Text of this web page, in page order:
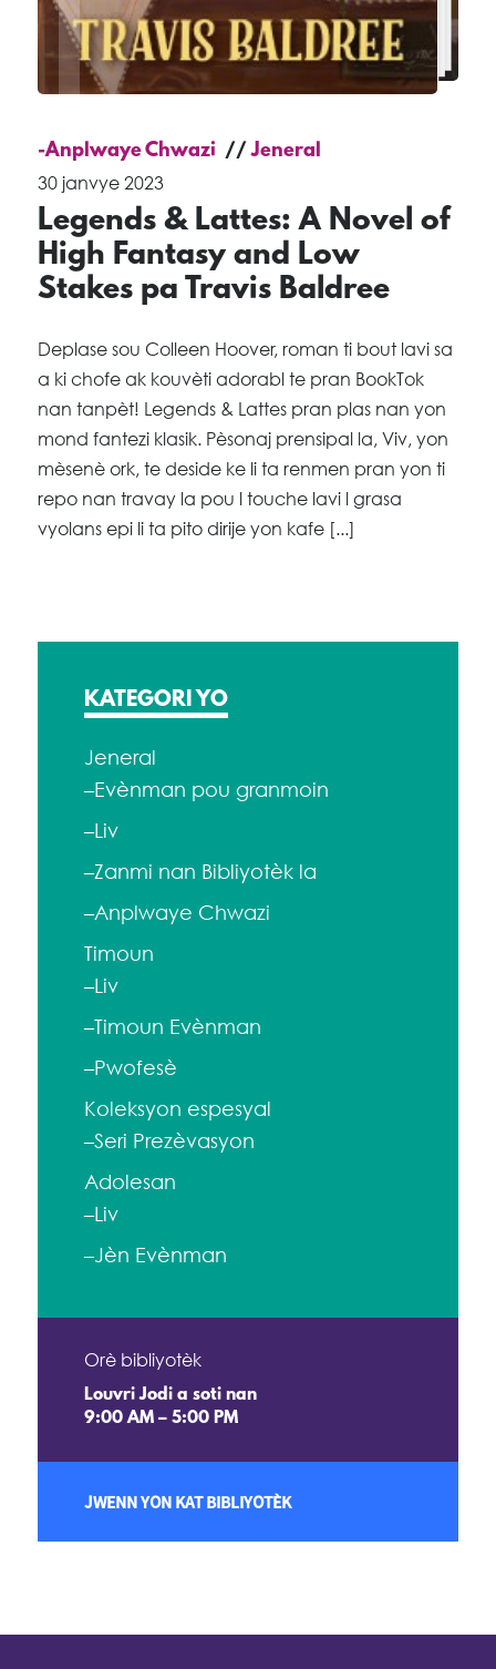
-Anplwaye Chwazi
Jeneral
30 janvye 2023
Legends & Lattes: A Novel of
High Fantasy and Low
Stakes pa Travis Baldree
Deplase sou Colleen Hoover, roman ti bout lavi sa
a ki chofe ak kouvèti adorabl te pran BookTok
nan tanpèt! Legends & Lattes pran plas nan yon
mond fantezi klasik. Pèsonaj prensipal la, Viv, yon
mèsenè ork, te deside ke li ta renmen pran yon ti
repo nan travay la pou l touche lavi l grasa
vyolans epi li ta pito dirije yon kafe [...]
KATEGORI YO
Jeneral
–Evènman pou granmoin
–Liv
–Zanmi nan Bibliyotèk la
–Anplwaye Chwazi
Timoun
–Liv
–Timoun Evènman
–Pwofesè
Koleksyon espesyal
–Seri Prezèvasyon
Adolesan
–Liv
–Jèn Evènman
Orè bibliyotèk
Louvri Jodi a soti nan
9:00 AM – 5:00 PM
JWENN YON KAT BIBLIYOTÈK